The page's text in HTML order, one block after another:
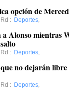
opción de
Rd : Deportes,
a Alonso mientras
Rd : Deportes,
no dejarán
Rd : Deportes,